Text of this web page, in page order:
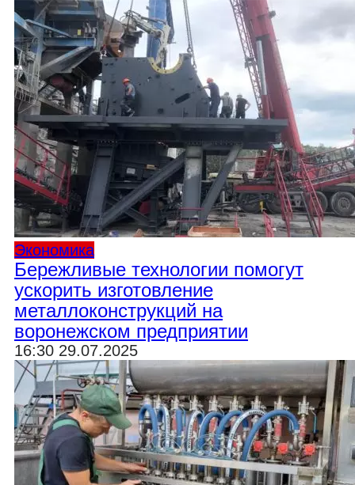
Экономика
Бережливые технологии помогут
ускорить изготовление
металлоконструкций на
воронежском предприятии
16:30 29.07.2025